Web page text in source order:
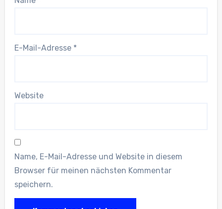
E-Mail-Adresse *
Website
Name, E-Mail-Adresse und Website in diesem
Browser für meinen nächsten Kommentar
speichern.